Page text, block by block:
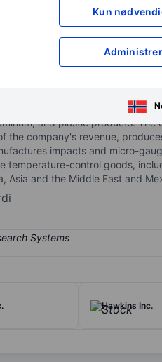
Kun
and plastic products.
the company's revenue,
impacts and micro-
temperature-control goods,
Asia and the Middle East and
Hawkins Inc.